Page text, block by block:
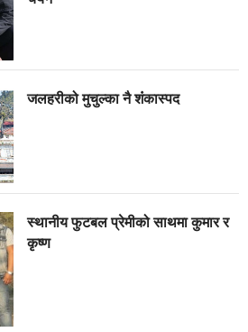
जलहरीको मुचुल्का नै शंंकास्पद
स्थानीय फुटबल प्रेमीको साथमा कुमार र
कृष्ण